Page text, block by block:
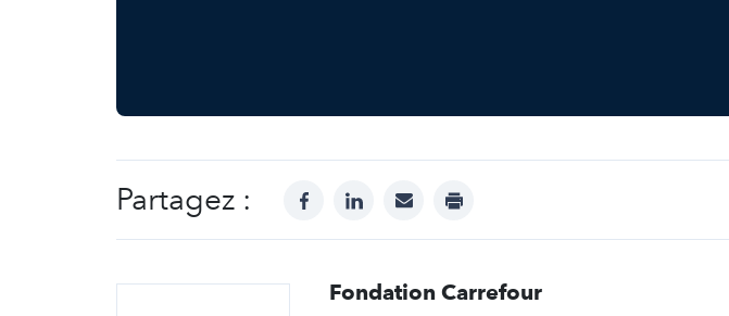
Partagez : facebooklinkedinmail print
Fondation Carrefour